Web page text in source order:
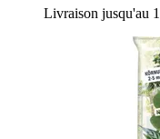
Livraison jusqu'au